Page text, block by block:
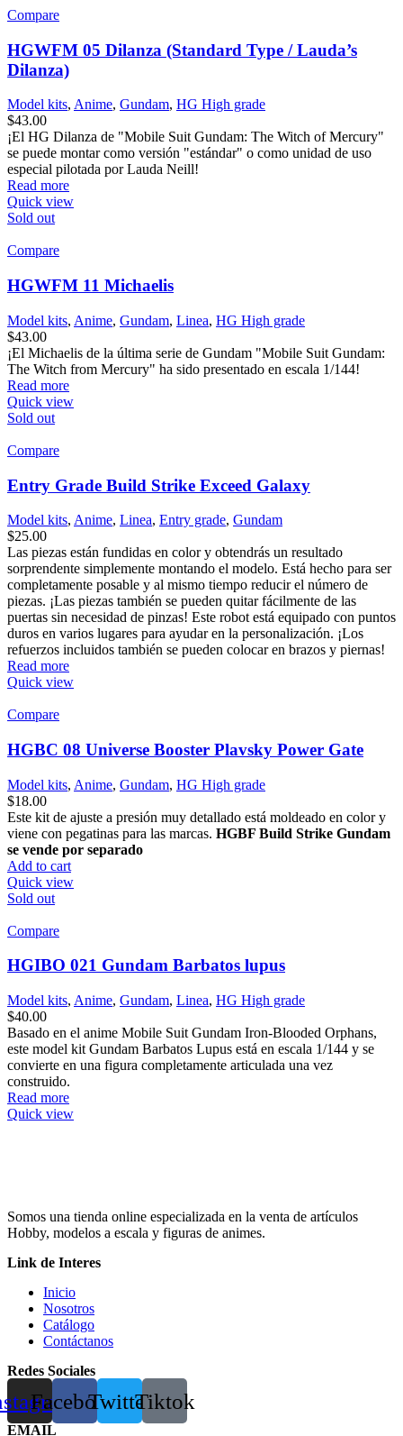
Compare
HGWFM 05 Dilanza (Standard Type / Lauda’s
Dilanza)
Model kits, Anime, Gundam, HG High grade
$43.00
¡El HG Dilanza de "Mobile Suit Gundam: The Witch of Mercury"
se puede montar como versión "estándar" o como unidad de uso
especial pilotada por Lauda Neill!
Read more
Quick view
Sold out
Compare
HGWFM 11 Michaelis
Model kits, Anime, Gundam, Linea, HG High grade
$43.00
¡El Michaelis de la última serie de Gundam "Mobile Suit Gundam:
The Witch from Mercury" ha sido presentado en escala 1/144!
Read more
Quick view
Sold out
Compare
Entry Grade Build Strike Exceed Galaxy
Model kits, Anime, Linea, Entry grade, Gundam
$25.00
Las piezas están fundidas en color y obtendrás un resultado
sorprendente simplemente montando el modelo. Está hecho para ser
completamente posable y al mismo tiempo reducir el número de
piezas. ¡Las piezas también se pueden quitar fácilmente de las
puertas sin necesidad de pinzas! Este robot está equipado con puntos
duros en varios lugares para ayudar en la personalización. ¡Los
refuerzos incluidos también se pueden colocar en brazos y piernas!
Read more
Quick view
Compare
HGBC 08 Universe Booster Plavsky Power Gate
Model kits, Anime, Gundam, HG High grade
$18.00
Este kit de ajuste a presión muy detallado está moldeado en color y
viene con pegatinas para las marcas. HGBF Build Strike Gundam
se vende por separado
Add to cart
Quick view
Sold out
Compare
HGIBO 021 Gundam Barbatos lupus
Model kits, Anime, Gundam, Linea, HG High grade
$40.00
Basado en el anime Mobile Suit Gundam Iron-Blooded Orphans,
este model kit Gundam Barbatos Lupus está en escala 1/144 y se
convierte en una figura completamente articulada una vez
construido.
Read more
Quick view
Somos una tienda online especializada en la venta de artículos
Hobby, modelos a escala y figuras de animes.
Link de Interes
Inicio
Nosotros
Catálogo
Contáctanos
Redes Sociales
FacebookTwitterTiktok
EMAIL